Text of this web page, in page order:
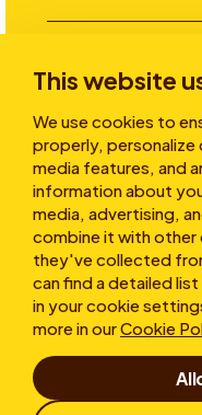
This website
We use cookies to
properly,
media features, and
information about
media, advertising,
combine it with
they've collected
can find a detailed
in your cookie
more in ourCookie
Aller plus loin
A propos
Déclaration